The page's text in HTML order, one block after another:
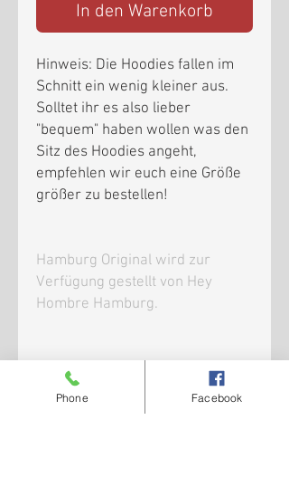
In den Warenkorb
Hinweis: Die Hoodies fallen im
Schnitt ein wenig kleiner aus.
Solltet ihr es also lieber
"bequem" haben wollen was den
Sitz des Hoodies angeht,
empfehlen wir euch eine Größe
größer zu bestellen!
Hamburg Original wird zur
Verfügung gestellt von Hey
Hombre Hamburg.
Preise inkl. MwSt. zzgl.
Versandkosten
Phone Facebook